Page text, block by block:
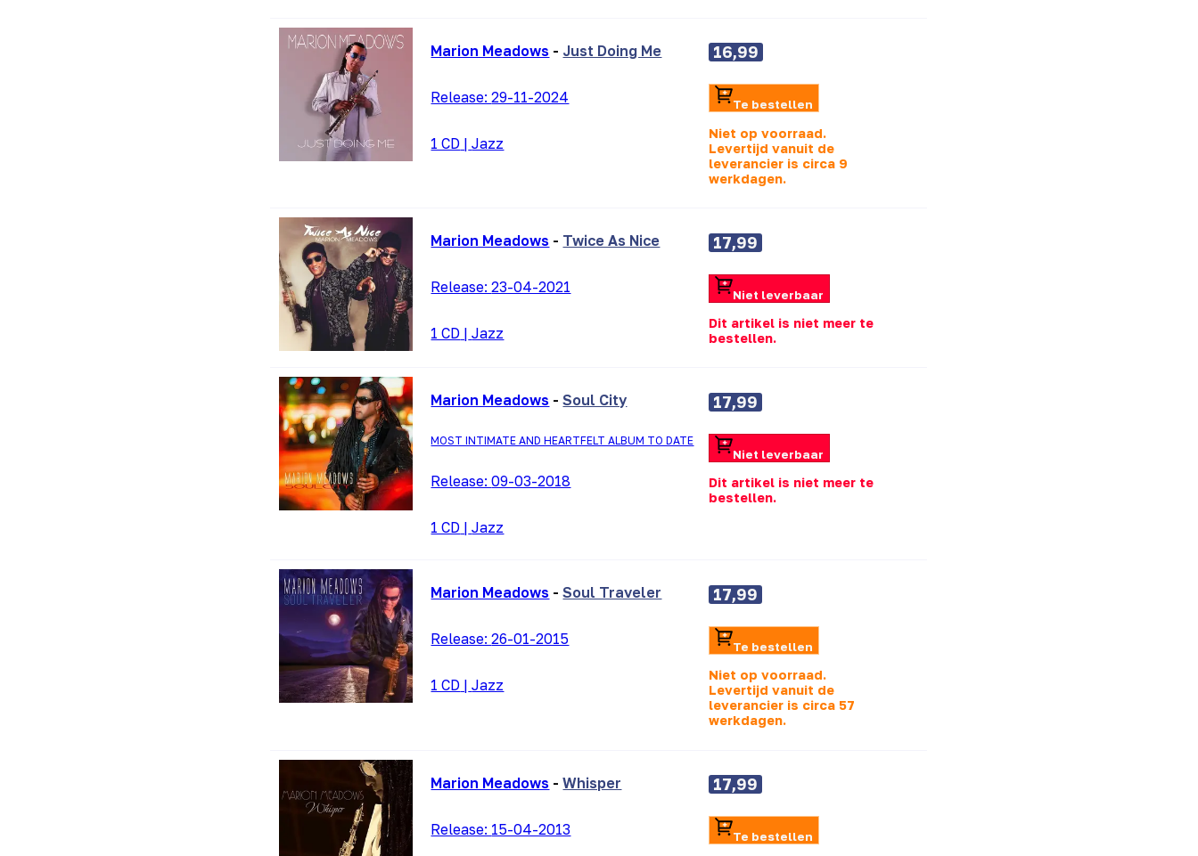
Marion Meadows - Just Doing Me
Release:29-11-2024
1 CD | Jazz
16,99
Te bestellen
Niet op voorraad.
Levertijd vanuit de
leverancier is circa 9
werkdagen.
Marion Meadows - Twice As Nice
Release:23-04-2021
1 CD | Jazz
17,99
Niet leverbaar
Dit artikel is niet meer te
bestellen.
Marion Meadows -Soul City
MOST INTIMATE AND HEARTFELT ALBUM TO DATE
Release:09-03-2018
1 CD | Jazz
17,99
Niet leverbaar
Dit artikel is niet meer te
bestellen.
Marion Meadows -Soul Traveler
Release:26-01-2015
1 CD | Jazz
17,99
Te bestellen
Niet op voorraad.
Levertijd vanuit de
leverancier is circa 57
werkdagen.
Marion Meadows -Whisper
Release: 15-04-2013
17,99
Te bestellen